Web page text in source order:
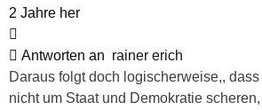
2 Jahre her
Antworten an rainer erich
Daraus folgt doch logischerweise,,
nicht um Staat und Demokratie